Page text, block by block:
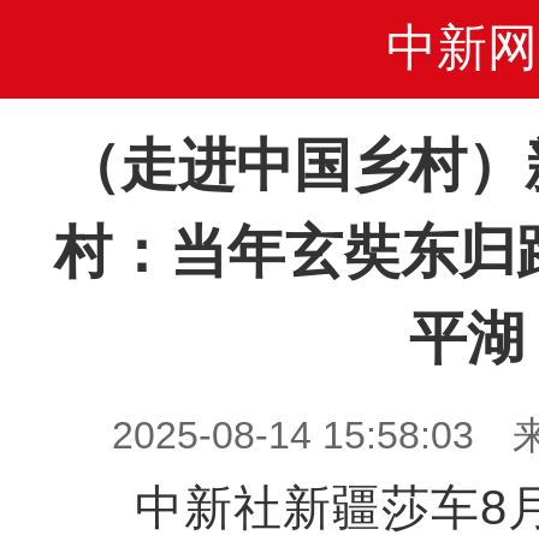
中新网
（走进中国乡村
村：当年玄奘东归
平湖
2025-08-14 15:58:03
中新社新疆莎车8